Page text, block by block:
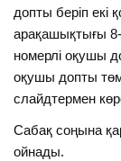
допты беріп
арақашықтығы
номерлі оқушы
оқушы допты
слайдтермен
Сабақ соңына
ойнады.